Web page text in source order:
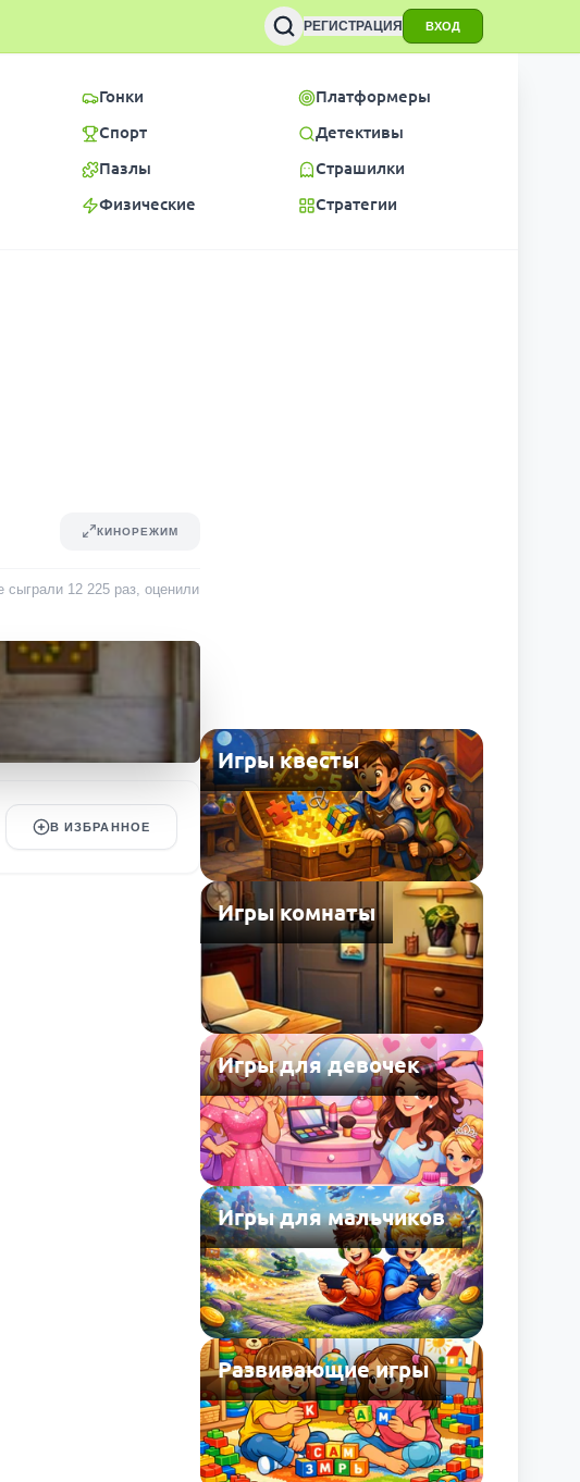
РЕГИСТРАЦИЯ ВХОД
Гонки
Спорт
Пазлы
Физические
Платформеры
Детективы
Страшилки
Стратегии
КИНОРЕЖИМ
сыграли 12 225 раз, оценили
В ИЗБРАННОЕ
Игры квесты
Игры комнаты
Игры для девочек
Игры для мальчиков
Развивающие игры